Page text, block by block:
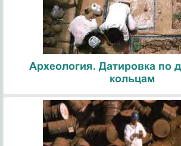
Археология. Датировка по
кольцам